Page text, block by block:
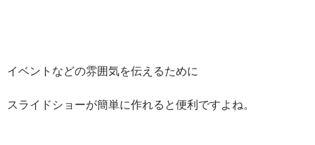
イベントなどの雰囲気を伝えるために
スライドショーが簡単に作れると便利ですよね。